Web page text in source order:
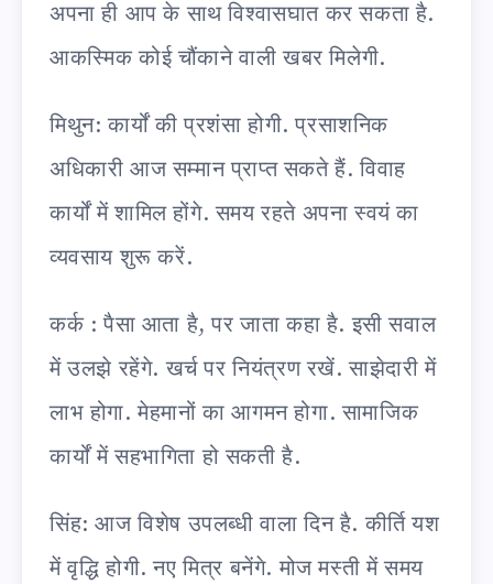
अपना ही आप के साथ विश्वासघात कर सकता है.
आकस्मिक कोई चौंकाने वाली खबर मिलेगी.
मिथुन: कार्यों की प्रशंसा होगी. प्रसाशनिक
अधिकारी आज सम्मान प्राप्त सकते हैं. विवाह
कार्यों में शामिल होंगे. समय रहते अपना स्वयं का
व्यवसाय शुरू करें.
कर्क : पैसा आता है, पर जाता कहा है. इसी सवाल
में उलझे रहेंगे. खर्च पर नियंत्रण रखें. साझेदारी में
लाभ होगा. मेहमानों का आगमन होगा. सामाजिक
कार्यों में सहभागिता हो सकती है.
सिंह: आज विशेष उपलब्धी वाला दिन है. कीर्ति यश
में वृद्धि होगी. नए मित्र बनेंगे. मोज मस्ती में समय